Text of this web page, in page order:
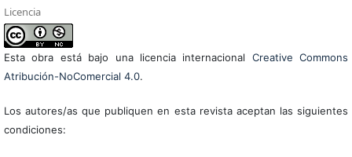
Licencia
Esta obra está bajo una licencia internacional Creative Commons
Atribución-NoComercial 4.0.
Los autores/as que publiquen en esta revista aceptan las siguientes
condiciones: